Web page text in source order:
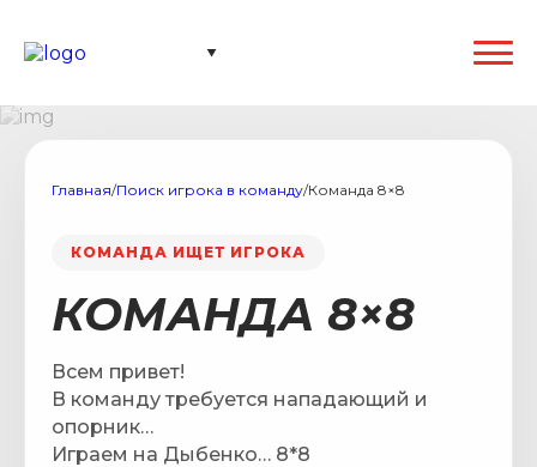
Главная/Поиск игрока в команду/Команда 8×8
КОМАНДА ИЩЕТ ИГРОКА
КОМАНДА 8×8
Всем привет!
В команду требуется нападающий и
опорник…
Играем на Дыбенко… 8*8